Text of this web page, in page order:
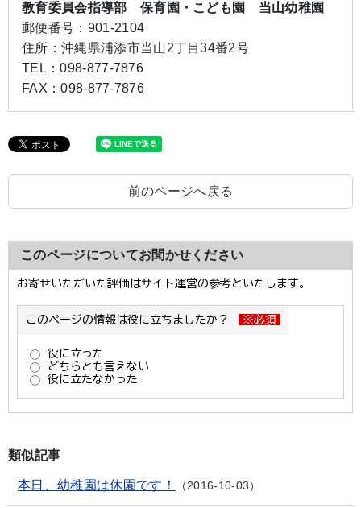
教育委員会指導部 保育園・こども園 当山幼稚園
郵便番号： 901-2104
住所： 沖縄県浦添市当山2丁目34番2号
TEL：098-877-7876
FAX：098-877-7876
前のページへ戻る
このページについてお聞かせください
類似記事
本日、幼稚園は休園です！ 2016-10-03